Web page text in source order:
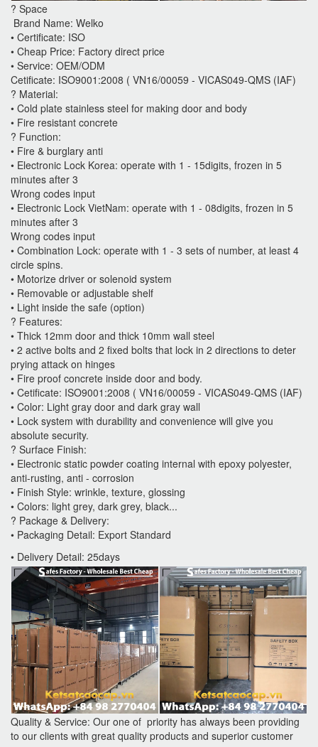
? Space
Brand Name: Welko
• Certificate: ISO
• Cheap Price: Factory direct price
• Service: OEM/ODM
Cetificate: ISO9001:2008 ( VN16/00059 - VICAS049-QMS (IAF)
? Material:
• Cold plate stainless steel for making door and body
• Fire resistant concrete
? Function:
• Fire & burglary anti
• Electronic Lock Korea: operate with 1 - 15digits, frozen in 5
minutes after 3
Wrong codes input
• Electronic Lock VietNam: operate with 1 - 08digits, frozen in 5
minutes after 3
Wrong codes input
• Combination Lock: operate with 1 - 3 sets of number, at least 4
circle spins.
• Motorize driver or solenoid system
• Removable or adjustable shelf
• Light inside the safe (option)
? Features:
• Thick 12mm door and thick 10mm wall steel
• 2 active bolts and 2 fixed bolts that lock in 2 directions to deter
prying attack on hinges
• Fire proof concrete inside door and body.
• Cetificate: ISO9001:2008 ( VN16/00059 - VICAS049-QMS (IAF)
• Color: Light gray door and dark gray wall
• Lock system with durability and convenience will give you
absolute security.
? Surface Finish:
• Electronic static powder coating internal with epoxy polyester,
anti-rusting, anti - corrosion
• Finish Style: wrinkle, texture, glossing
• Colors: light grey, dark grey, black...
? Package & Delivery:
• Packaging Detail: Export Standard
• Delivery Detail: 25days
Quality & Service: Our one of priority has always been providing
to our clients with great quality products and superior customer